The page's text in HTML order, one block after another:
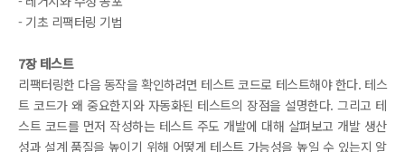
- 기초 리팩터링 기법
7장 테스트
리팩터링한 다음 동작을 확인하려면 테스트 코드로 테스트해야 한다. 테스
트 코드가 왜 중요한지와 자동화된 테스트의 장점을 설명한다. 그리고 테
스트 코드를 먼저 작성하는 테스트 주도 개발에 대해 살펴보고 개발 생산
성과 설계 품질을 높이기 위해 어떻게 테스트 가능성을 높일 수 있는지 알